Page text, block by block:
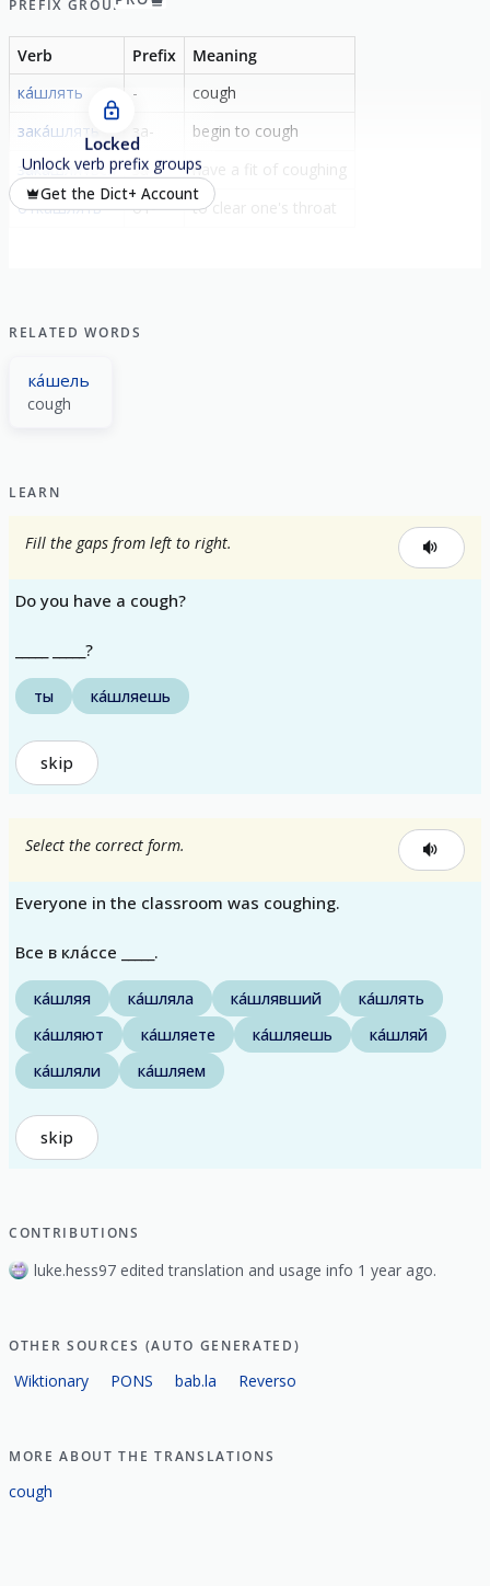
PREFIX GROUP
Verb Prefix
Meaning
ка́шлять
-
cough
зака́шлять
за-
begin to cough
зака́шляться
за-
have a fit of coughing
отка́шлять
от- to clear one's throat
Locked
Unlock verb prefix groups
Get the Dict+ Account
RELATED WORDS
ка́шель
cough
LEARN
Fill the gaps from left to right.
Do you have a cough?
_____ _____?
ты ка́шляешь
skip
Select the correct form.
Everyone in the classroom was coughing.
Все в кла́ссе _____.
ка́шляя ка́шляла ка́шлявший
ка́шлять
ка́шляют
ка́шляете ка́шляешь
ка́шляй
ка́шляли
ка́шляем
skip
CONTRIBUTIONS
luke.hess97 edited translation and usage info 1 year ago.
OTHER SOURCES (AUTO GENERATED)
Wiktionary PONS bab.la Reverso
MORE ABOUT THE TRANSLATIONS
cough